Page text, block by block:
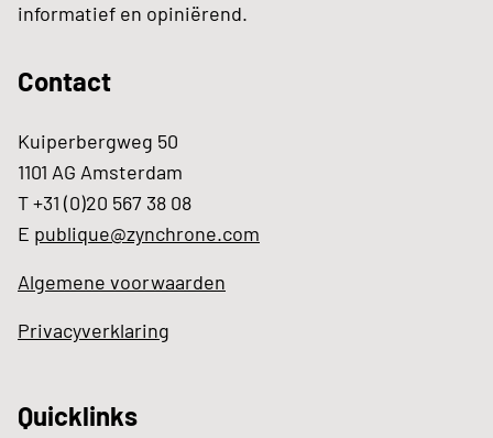
informatief en opiniërend.
Contact
Kuiperbergweg 50
1101 AG Amsterdam
T +31 (0)20 567 38 08
E publique@zynchrone.com
Algemene voorwaarden
Privacyverklaring
Quicklinks